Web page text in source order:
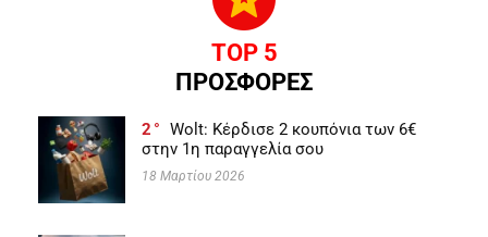
TOP 5
ΠΡΟΣΦΟΡΕΣ
2
Wolt: Κέρδισε 2 κουπόνια των 6€
στην 1η παραγγελία σου
18 Μαρτίου 2026